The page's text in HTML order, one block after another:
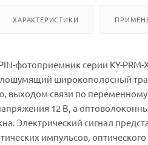
ХАРАКТЕРИСТИКИ
фотоприемник серии KY-
широкополосный
выходом связи по
12 В, а
Электрический сигнал
импульсов,